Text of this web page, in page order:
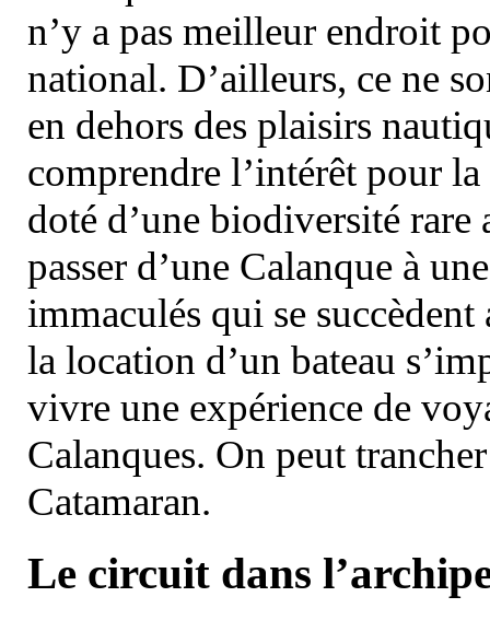
n’y a pas meilleur endroit
national. D’ailleurs, ce ne
en dehors des plaisirs
comprendre l’intérêt pour
doté d’une biodiversité
passer d’une Calanque à
immaculés qui se
la location d’un bateau
vivre une expérience de
Calanques. On peut
Catamaran.
Le circuit dans